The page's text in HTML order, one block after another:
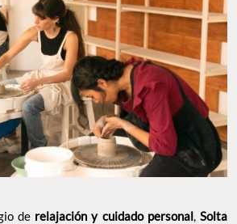
derelajación y cuidado personal,Solta